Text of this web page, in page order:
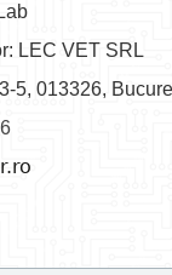
LEC VET SRL
5, 013326,